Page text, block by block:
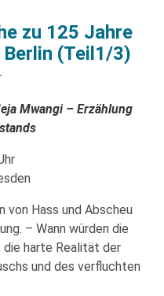
zu 125 Jahre
(Teil1/3)
Mwangi – Erzählung
von Hass und Abscheu
– Wann würden die
harte Realität der
und des verfluchten